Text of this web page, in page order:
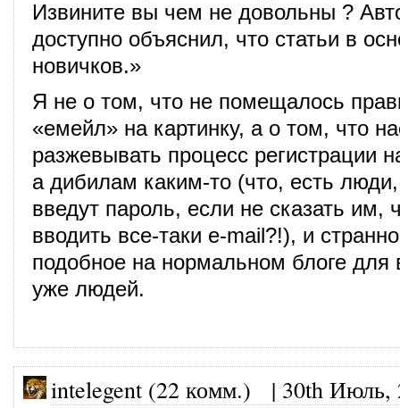
Извините вы чем не довольны ?
доступно объяснил, что статьи в
новичков.»
Я не о том, что не помещалось
«емейл» на картинку, а о том, что
разжевывать процесс регистрации
а дибилам каким-то (что, есть
введут пароль, если не сказать им,
вводить все-таки e-mail?!), и
подобное на нормальном блоге для
уже людей.
intelegent (22 комм.) | 30th Июль,